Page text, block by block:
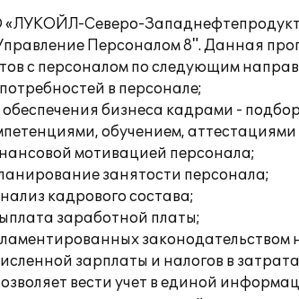
Северо-
Персоналом 8". Данная
с персоналом по следующим
в персонале;
бизнеса кадрами -
обучением,
мотивацией персонала;
занятости персонала;
кадрового состава;
заработной платы;
законодательством
зарплаты и налогов в
вести учет в единой